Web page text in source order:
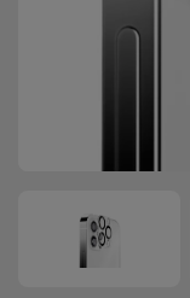
Huawei
Oppo
Recondicionados
Recondicionados
Adaptadores
Carregadores